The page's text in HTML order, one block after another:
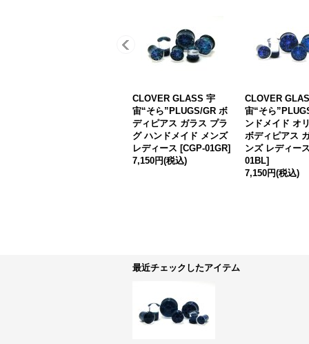
CLOVER GLASS 宇
宙“そら”PLUGS/GR ボ
ディピアス ガラス プラ
グ ハンドメイド メンズ
レディース [CGP-01GR]
7,150円(税込)
CLOVER
宙“そら
ンドメイド オ
ボディピアス
ンズ レディース
01BL]
7,150円(税込)
最近チェックしたアイテム